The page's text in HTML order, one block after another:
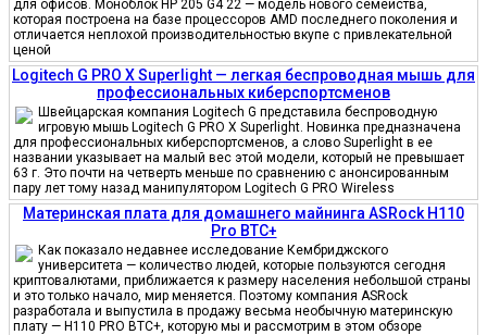
для офисов. Моноблок HP 205 G4 22 — модель нового семейства,
которая построена на базе процессоров AMD последнего поколения и
отличается неплохой производительностью вкупе с привлекательной
ценой
Logitech G PRO X Superlight — легкая беспроводная мышь для
профессиональных киберспортсменов
Швейцарская компания Logitech G представила беспроводную
игровую мышь Logitech G PRO X Superlight. Новинка предназначена
для профессиональных киберспортсменов, а слово Superlight в ее
названии указывает на малый вес этой модели, который не превышает
63 г. Это почти на четверть меньше по сравнению с анонсированным
пару лет тому назад манипулятором Logitech G PRO Wireless
Материнская плата для домашнего майнинга ASRock H110
Pro BTC+
Как показало недавнее исследование Кембриджского
университета — количество людей, которые пользуются сегодня
криптовалютами, приближается к размеру населения небольшой страны
и это только начало, мир меняется. Поэтому компания ASRock
разработала и выпустила в продажу весьма необычную материнскую
плату — H110 PRO BTC+, которую мы и рассмотрим в этом обзоре